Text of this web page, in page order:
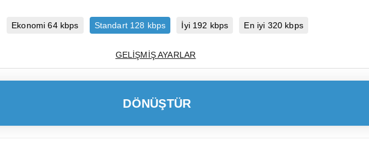
Ekonomi 64 kbps Standart 128 kbps İyi 192 kbps En iyi 320 kbps
GELIŞMIŞ AYARLAR
DÖNÜŞTÜR